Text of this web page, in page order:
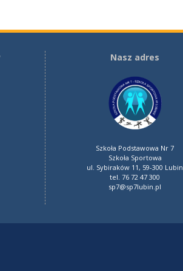
Nasz adres
Szkoła Podstawowa Nr 7
Szkoła Sportowa
ul. Sybiraków 11, 59-300 Lubin
tel. 76 72 47 300
sp7@sp7lubin.pl